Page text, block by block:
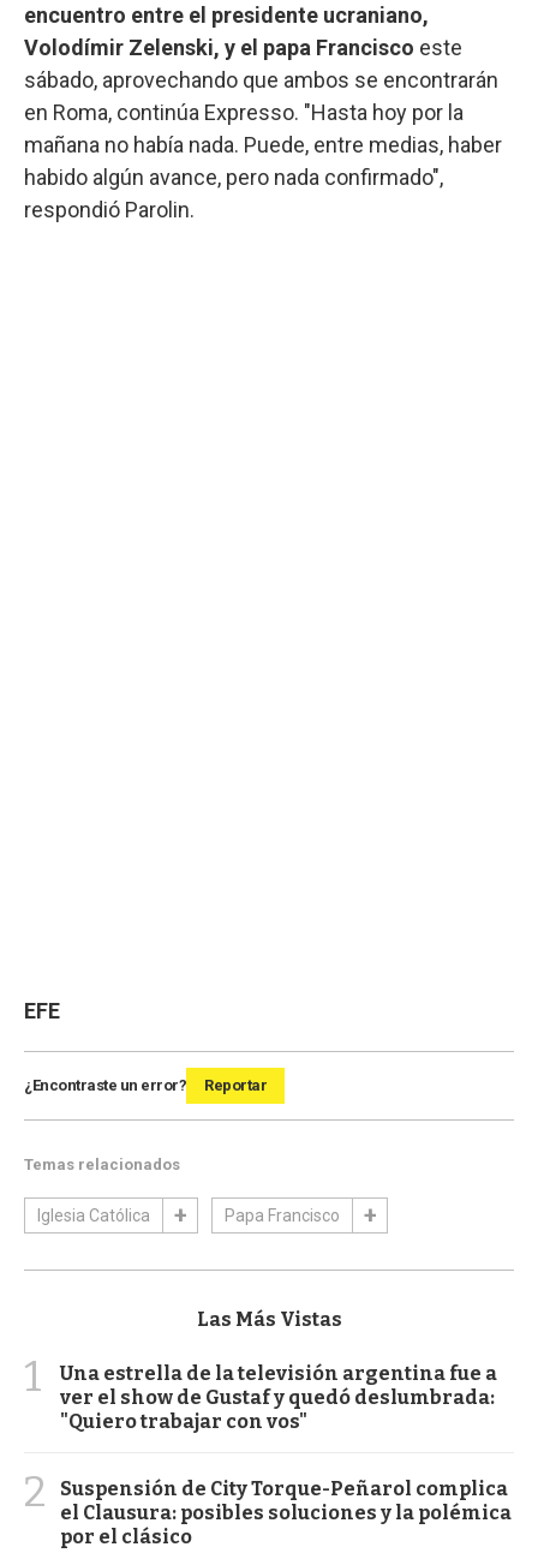
encuentro entre el presidente ucraniano,
Volodímir Zelenski, y el papa Francisco este
sábado, aprovechando que ambos se encontrarán
en Roma, continúa Expresso. "Hasta hoy por la
mañana no había nada. Puede, entre medias, haber
habido algún avance, pero nada confirmado",
respondió Parolin.
EFE
¿Encontraste un error? Reportar
Temas relacionados
Iglesia Católica Papa Francisco
Las Más Vistas
1
Una estrella de la televisión argentina fue a
ver el show de Gustaf y quedó deslumbrada:
"Quiero trabajar con vos"
2
Suspensión de City Torque-Peñarol complica
el Clausura: posibles soluciones y la polémica
por el clásico